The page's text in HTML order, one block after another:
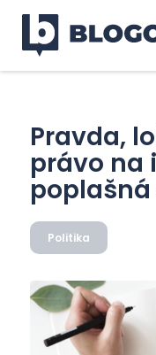
Pravda,
právo na
Politika